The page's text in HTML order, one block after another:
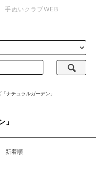
ぬいクラブWEB
ナチュラルガーデン」
」
新着順